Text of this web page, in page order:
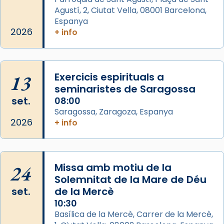
Arquebisbat de Barcelona
de Barcelona.
2 weeks ago
comitè organitzador de la visita apostòlica
del Sant Pare Lleó XIV a Barcelona, i als
col·laboradors, a la Catedral de Barcelona.
L’arquebisbe de Barcelona, el cardenal Joan
📸 Dr. G. Simón
Photo
View on Facebook ·
2026
Agustí, 2, Ciutat Vella, 08001 Barcelona,
Espanya
+ info
13
set.
2026
Exercicis espirituals a
seminaristes de Saragossa
08:00
Saragossa, Zaragoza, Espanya
+ info
24
set.
Missa amb motiu de la
Solemnitat de la Mare de Déu
de la Mercè
10:30
Basílica de la Mercè, Carrer de la Mercè,